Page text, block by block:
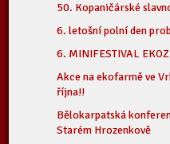
50. Kopaničárské
6. letošní polní den
6. MINIFESTIVAL
Akce na ekofarmě ve
října!!
Bělokarpatská
Starém Hrozenkově